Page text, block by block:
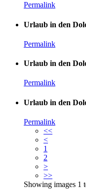
Permalink
Urlaub in den
Permalink
Urlaub in den
Permalink
Urlaub in den
Permalink
<<
<
1
2
>
>>
Showing images 1